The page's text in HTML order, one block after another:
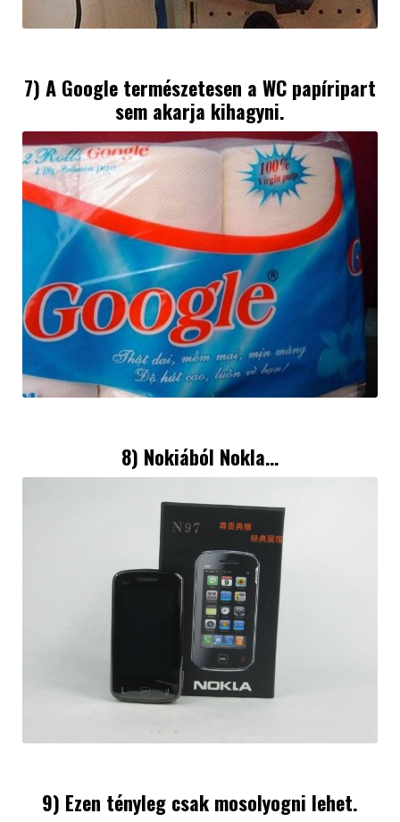
7) A Google természetesen a WC papíripart
sem akarja kihagyni.
8) Nokiából Nokla…
9) Ezen tényleg csak mosolyogni lehet.